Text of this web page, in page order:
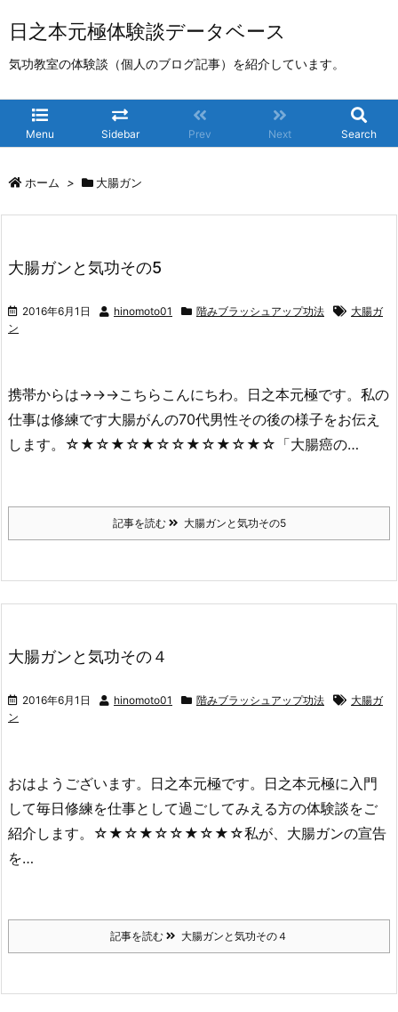
日之本元極体験談データベース
気功教室の体験談（個人のブログ記事）を紹介しています。
Menu Sidebar Prev Next Search
ホーム > 大腸ガン
大腸ガンと気功その5
2016年6月1日 hinomoto01 階みブラッシュアップ功法
大腸ガ
ン
携帯からは→→→こちらこんにちわ。日之本元極です。私の
仕事は修練です大腸がんの70代男性その後の様子をお伝え
します。☆★☆★☆★☆☆★☆★☆★☆「大腸癌の…
記事を読む 大腸ガンと気功その5
大腸ガンと気功その４
2016年6月1日 hinomoto01 階みブラッシュアップ功法
大腸ガ
ン
おはようございます。日之本元極です。日之本元極に入門
して毎日修練を仕事として過ごしてみえる方の体験談をご
紹介します。☆★☆★☆☆★☆★☆私が、大腸ガンの宣告
を…
記事を読む 大腸ガンと気功その４